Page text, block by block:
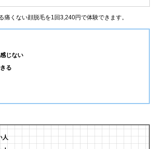
くない顔脱毛を1回3,240円で体験できます。
じない
る
人